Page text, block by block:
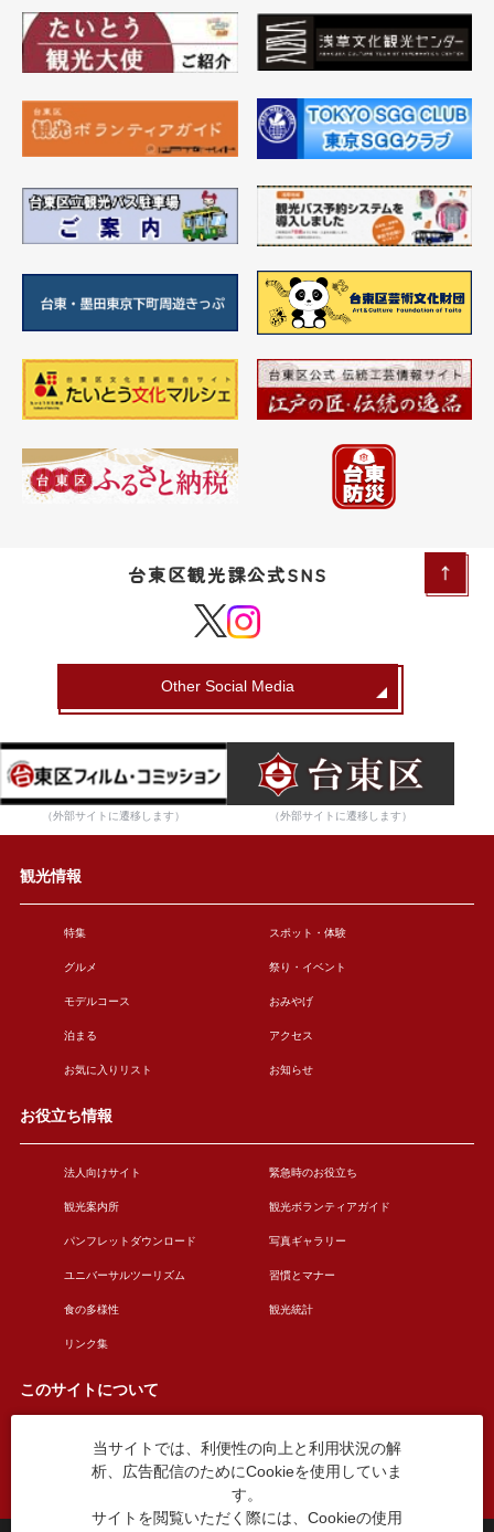
台東区観光課公式SNS
Other Social Media
（外部サイトに遷移します） （外部サイトに遷移します）
観光情報
特集 スポット・体験
グルメ 祭り・イベント
モデルコース おみやげ
泊まる アクセス
お気に入りリスト お知らせ
お役立ち情報
法人向けサイト 緊急時のお役立ち
観光案内所 観光ボランティアガイド
パンフレットダウンロード 写真ギャラリー
ユニバーサルツーリズム 習慣とマナー
食の多様性 観光統計
リンク集
このサイトについて
このサイトについて 広告掲載について
お問い合わせ
当サイトでは、利便性の向上と利用状況の解
析、広告配信のためにCookieを使用していま
す。
サイトを閲覧いただく際には、Cookieの使用